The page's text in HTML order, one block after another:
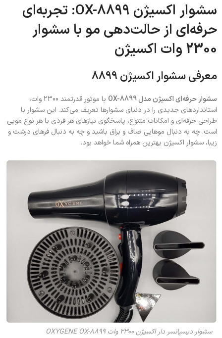
سشوار اکسیژن OX-8899:
تجربه‌ای
حرفه‌ای از حالت‌دهی مو با سشوار
2300 وات اکسیژن
معرفی سشوار اکسیژن 8899
سشوار حرفه‌ای اکسیژن مدل OX-8899
با موتور قدرتمند 2300 وات،
استانداردهای جدیدی را در دنیای سشوارها تعریف می‌کند. این سشوار با
طراحی حرفه‌ای و امکانات متنوع، پاسخگوی نیازهای هر فردی با هر نوع مویی
است. چه به دنبال موهایی صاف و براق باشید و چه به دنبال فرهای درشت و
زیبا، سشوار اکسیژن بهترین همراه شما خواهد بود.
سشوار دیسپانسر دار اکسیژن 2300 وات OXYGENE OX-8899